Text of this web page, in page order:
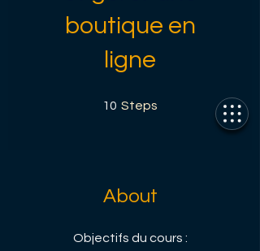
boutique en
ligne
10 Steps
About
Objectifs du cours :